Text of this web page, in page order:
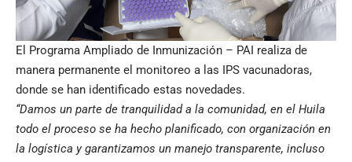
El Programa Ampliado de Inmunización – PAI realiza de
manera permanente el monitoreo a las IPS vacunadoras,
donde se han identificado estas novedades.
“Damos un parte de tranquilidad a la comunidad, en el Huila
todo el proceso se ha hecho planificado, con organización en
la logística y garantizamos un manejo transparente, incluso